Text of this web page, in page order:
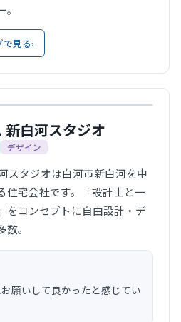
で見る›
新白河スタジオ
デザイン
スタジオは白河市新白河を中
住宅会社です。「設計士と一
をコンセプトに自由設計・デ
。
お願いして良かったと感じてい